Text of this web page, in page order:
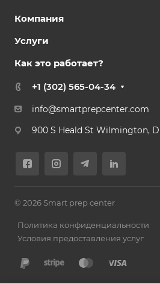
Компания
Услуги
Как это работает?
+1 (302) 565-04-34
info@smartprepcenter.com
900 S Heald St Wilmington,
© 2026 Smart prep center
Политика конфиденциальности
Условия предоставления услуг